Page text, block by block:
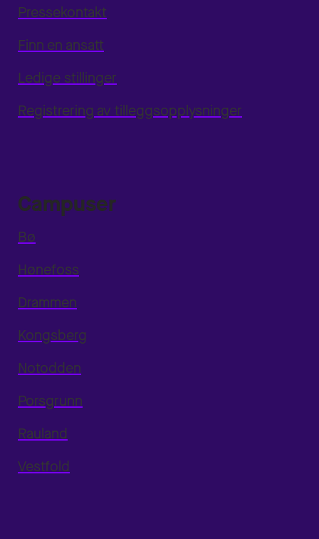
Pressekontakt
Finn en ansatt
Ledige stillinger
Registrering av tilleggsopplysninger
Campuser
Bø
Hønefoss
Drammen
Kongsberg
Notodden
Porsgrunn
Rauland
Vestfold